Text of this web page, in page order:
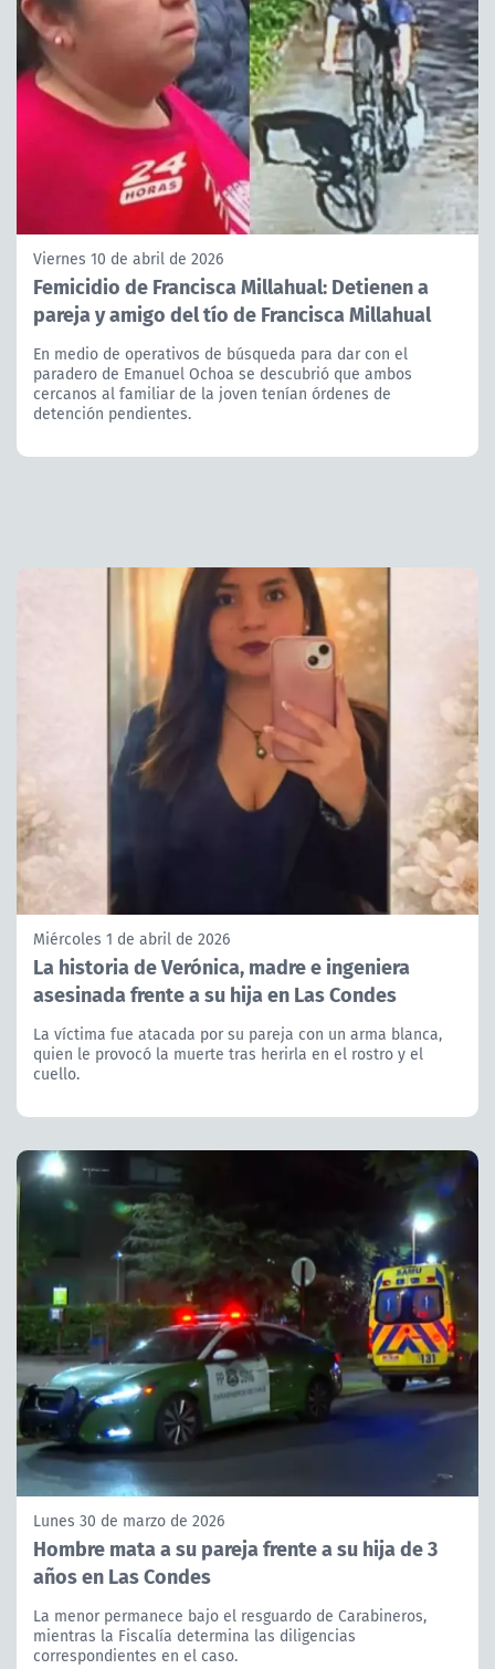
Viernes 10 de abril de 2026
Femicidio de Francisca Millahual: Detienen a
pareja y amigo del tío de Francisca Millahual
En medio de operativos de búsqueda para dar con el
paradero de Emanuel Ochoa se descubrió que ambos
cercanos al familiar de la joven tenían órdenes de
detención pendientes.
Miércoles 1 de abril de 2026
La historia de Verónica, madre e ingeniera
asesinada frente a su hija en Las Condes
La víctima fue atacada por su pareja con un arma blanca,
quien le provocó la muerte tras herirla en el rostro y el
cuello.
Lunes 30 de marzo de 2026
Hombre mata a su pareja frente a su hija de 3
años en Las Condes
La menor permanece bajo el resguardo de Carabineros,
mientras la Fiscalía determina las diligencias
correspondientes en el caso.